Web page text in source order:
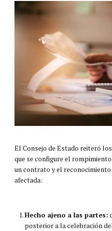
El Consejo de Estado reiteró
que se configure el
un contrato y el
afectada:
Hecho ajeno a las partes:
posterior a la celebración